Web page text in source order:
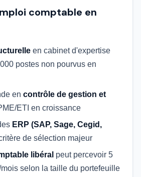
comptable en
en cabinet d'expertise
postes non pourvus en
en contrôle de gestion et
ETI en croissance
ERP (SAP, Sage, Cegid,
de sélection majeur
libéral peut percevoir 5
selon la taille du portefeuille